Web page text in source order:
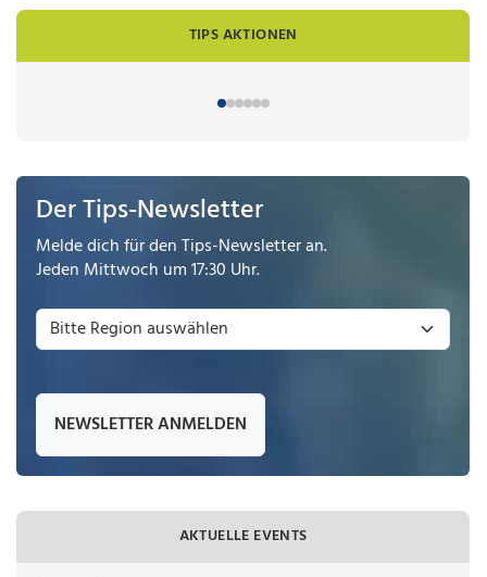
TIPS AKTIONEN
Der Tips-Newsletter
Melde dich für den Tips-Newsletter an.
Jeden Mittwoch um 17:30 Uhr.
NEWSLETTER ANMELDEN
AKTUELLE EVENTS